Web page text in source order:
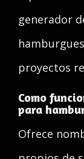
generador
proyectos
Como
para
Ofrece